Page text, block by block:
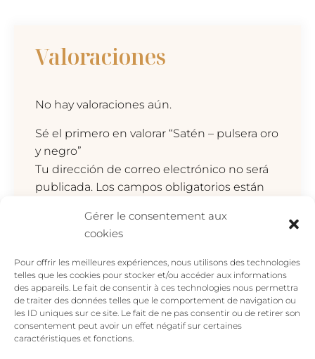
Gérer le consentement aux
cookies
Pour offrir les meilleures expériences, nous utilisons des technologies
telles que les cookies pour stocker et/ou accéder aux informations
des appareils. Le fait de consentir à ces technologies nous permettra
de traiter des données telles que le comportement de navigation ou
les ID uniques sur ce site. Le fait de ne pas consentir ou de retirer son
consentement peut avoir un effet négatif sur certaines
caractéristiques et fonctions.
cantidadValoraciones
No hay valoraciones aún.
Sé el primero en valorar “Satén – pulsera oro
y negro”
Tu dirección de correo electrónico no será
publicada. Los campos obligatorios están
Tu valoración*